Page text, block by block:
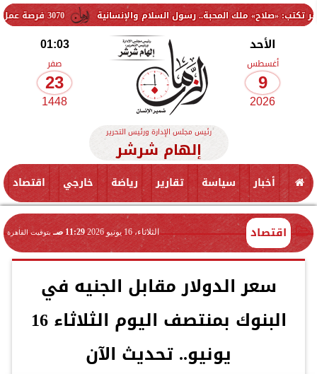
3070 فرصة عمل جديدة بالقطاع الخاص.. وظائف برواتب تصل إلى 9500 جنيه المحبة.. رسول السلام والإنسانية
الأحد
أغسطس
9
2026
01:03
صفر
23
1448
رئيس مجلس الإدارة ورئيس التحرير
إلهام شرشر
أخبار سياسة تقارير رياضة خارجي اقتصاد
اقتصاد الثلاثاء، 16 يونيو 2026 11:29 صـ بتوقيت القاهرة
سعر الدولار مقابل الجنيه في
البنوك بمنتصف اليوم الثلاثاء 16
يونيو.. تحديث الآن